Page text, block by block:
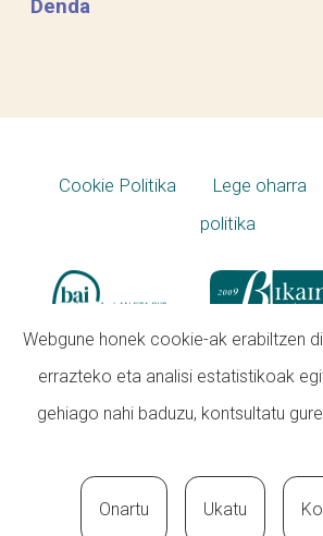
Denda
Cookie Politika Lege oharra
politika
Webgune honek cookie-ak erabiltzen
errazteko eta analisi estatistikoak
gehiago nahi baduzu, kontsultatu gure
Onartu Ukatu